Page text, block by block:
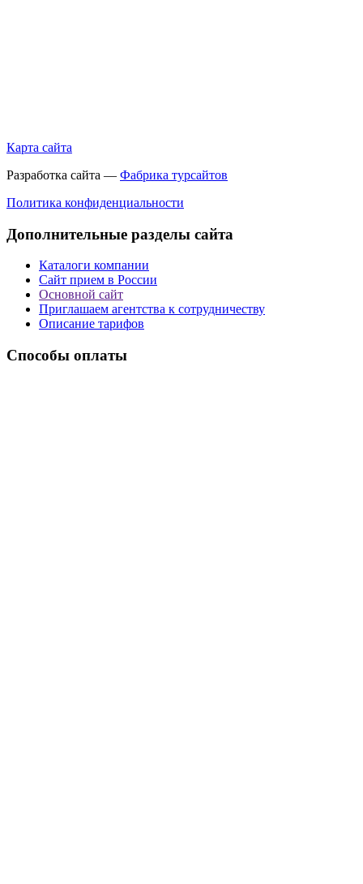
Карта сайта
Разработка сайта — Фабрика турсайтов
Политика конфиденциальности
Дополнительные разделы сайта
Каталоги компании
Сайт прием в России
Основной сайт
Приглашаем агентства к сотрудничеству
Описание тарифов
Способы оплаты